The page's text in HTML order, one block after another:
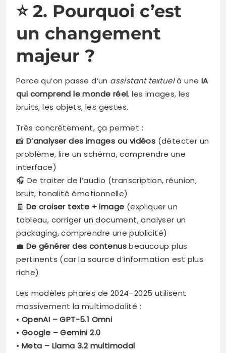
⭐2. Pourquoi c’est
un changement
majeur ?
Parce qu’on passe d’un assistant textuelà une IA
qui comprend le monde réel, les images, les
bruits, les objets, les gestes.
Très concrètement, ça permet :
📸 D’analyser des images ou vidéos (détecter un
problème, lire un schéma, comprendre une
interface)
🎧 De traiter de l’audio (transcription, réunion,
bruit, tonalité émotionnelle)
🧾 De croiser texte + image (expliquer un
tableau, corriger un document, analyser un
packaging, comprendre une publicité)
💼 De générer des contenusbeaucoup plus
pertinents (car la source d’information est plus
riche)
Les modèles phares de 2024–2025 utilisent
massivement la multimodalité :
• OpenAI – GPT-5.1 Omni
• Google – Gemini 2.0
• Meta – Llama 3.2 multimodal